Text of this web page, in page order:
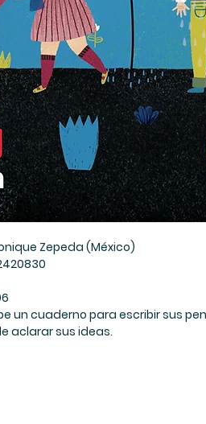
Zepeda (México)
un cuaderno para escribir sus
aclarar sus ideas.